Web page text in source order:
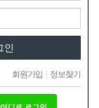
인
회원가입 정보찾기